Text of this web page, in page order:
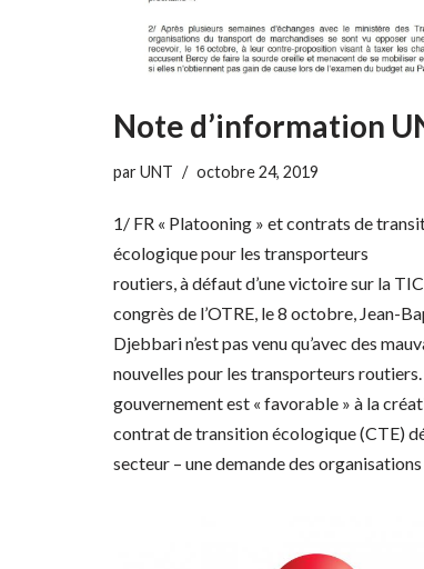
Note d’information
parUNT octobre 24, 2019
1/ FR « Platooning » et contrats de
écologique pour les transporteurs
routiers, à défaut d’une victoire sur la
congrès de l’OTRE, le 8 octobre, Jean-
Djebbari n’est pas venu qu’avec des
nouvelles pour les transporteurs routiers.
gouvernement est « favorable » à la
contrat de transition écologique (CTE)
secteur – une demande des organisations